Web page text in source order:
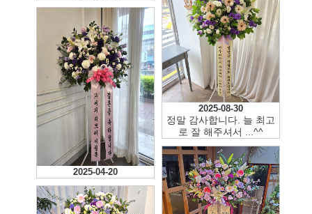
2025-08-30
정말 감사합니다. 늘 최고
로 잘 해주셔서 ...^^
2025-04-20